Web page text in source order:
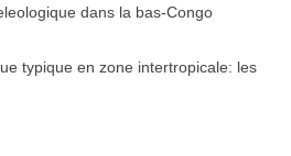
dans la bas-Congo
typique en zone intertropicale: les